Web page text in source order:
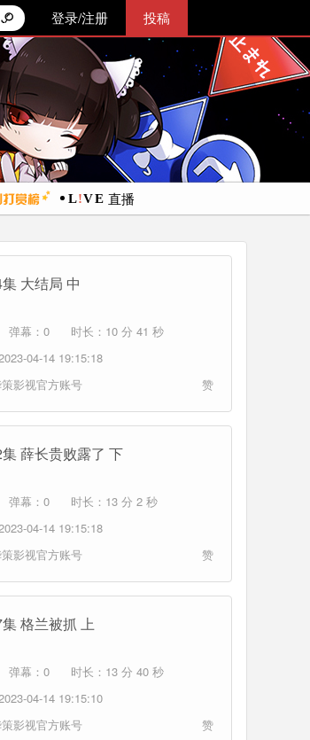
登录/注册 投稿
直播
大结局 中
弹幕：0
时长：10 分 41 秒
04-14 19:15:18
影视官方账号 赞
薛长贵败露了 下
弹幕：0
时长：13 分 2 秒
04-14 19:15:18
影视官方账号 赞
格兰被抓 上
弹幕：0
时长：13 分 40 秒
04-14 19:15:10
影视官方账号 赞